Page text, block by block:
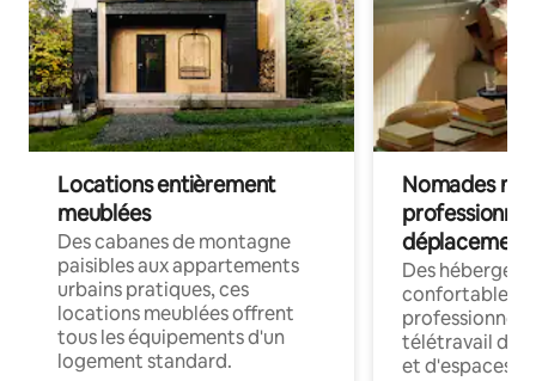
Locations entièrement
meublées
Des cabanes de montagne
paisibles aux appartements
urbains pratiques, ces
locations meublées offrent
tous les équipements d'un
logement standard.
Nomades
déplacement
Des
confortables
professionnels
télétravail
et d'espaces